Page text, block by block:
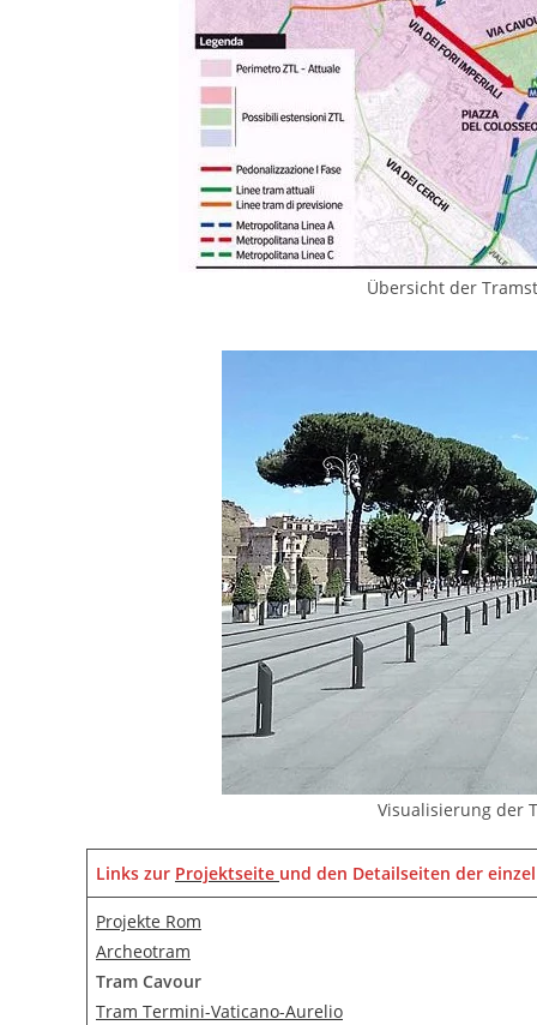
Übersicht der
Visualisierung der
Links zur Projektseite und den Detailseiten der
Projekte Rom
Archeotram
Tram Cavour
Tram Termini-Vaticano-Aurelio